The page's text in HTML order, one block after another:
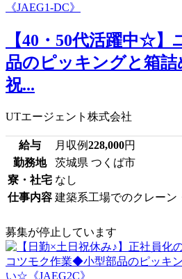
【40・50代活躍中☆
品のピッキングと箱詰
祝...
UTエージェント株式会社
給与 月収例228,000円
勤務地
茨城県 つくば市
寮・社宅 なし
仕事内容 建築系工場でのクレーン
募集が停止しています